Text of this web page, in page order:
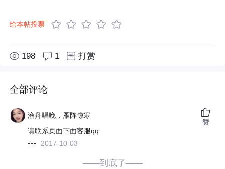
给本帖投票
198 1 打赏
全部评论
渔舟唱晚，雁阵惊寒
请联系页面下面客服qq
2017-10-03
赞
——到底了——